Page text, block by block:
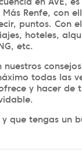
Renfe, con
puntos. Con
hoteles,
etc.
nuestros
todas las
y hacer de
y que tengas un